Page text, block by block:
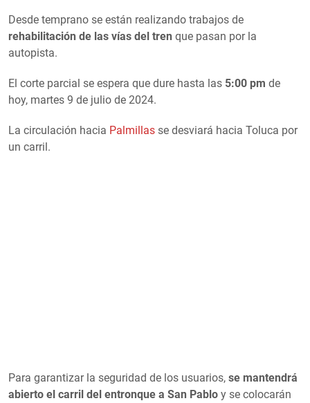
Desde temprano se están realizando trabajos de
rehabilitación de las vías del tren que pasan por la
autopista.
El corte parcial se espera que dure hasta las 5:00 pm de
hoy, martes 9 de julio de 2024.
La circulación hacia Palmillas se desviará hacia Toluca por
un carril.
Para garantizar la seguridad de los usuarios, se mantendrá
abierto el carril del entronque a San Pablo y se colocarán